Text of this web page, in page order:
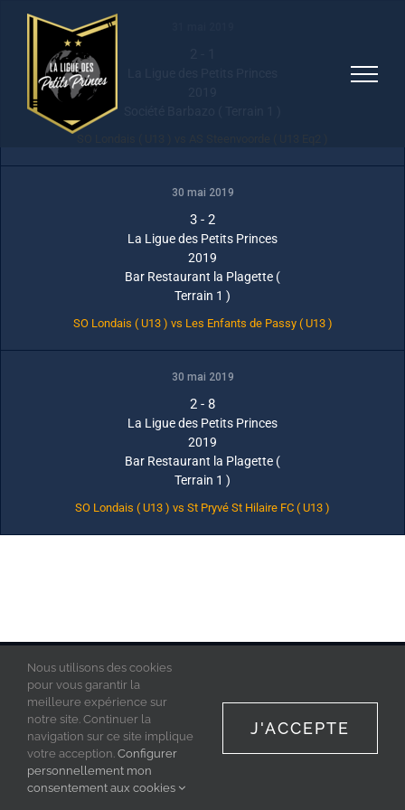
Skip
content
30 mai 2019
3 - 2
La Ligue des Petits Princes
2019
Bar Restaurant la Plagette (
Terrain 1 )
SO Londais ( U13 ) vs Les Enfants de Passy ( U13 )
30 mai 2019
2 - 8
La Ligue des Petits Princes
2019
Bar Restaurant la Plagette (
Terrain 1 )
SO Londais ( U13 ) vs St Pryvé St Hilaire FC ( U13 )
La Ligue des Petits Princes © 2019 - Tous droits réservés
Politique de confidentialité
Nous utilisons des cookies
pour vous garantir la
meilleure expérience sur
notre site. Continuer la
navigation sur ce site implique
votre acception. Configurer
personnellement mon
consentement aux cookies
J'ACCEPTE